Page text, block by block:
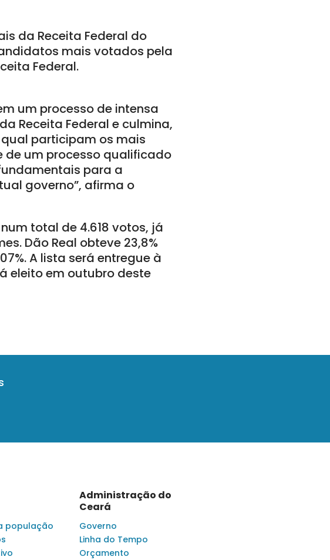
da Receita Federal do
mais votados pela
Federal.
um processo de intensa
Receita Federal e culmina,
participam os mais
um processo qualificado
para a
governo”, afirma o
total de 4.618 votos, já
Dão Real obteve 23,8%
A lista será entregue à
eleito em outubro deste
população
Administração do
Ceará
Governo
Linha do Tempo
Orçamento